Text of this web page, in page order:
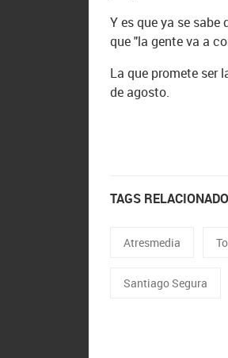
Y es que ya se
que "la gente va a
La que promete ser
de agosto.
TAGS
Atresmedia
Santiago Segura